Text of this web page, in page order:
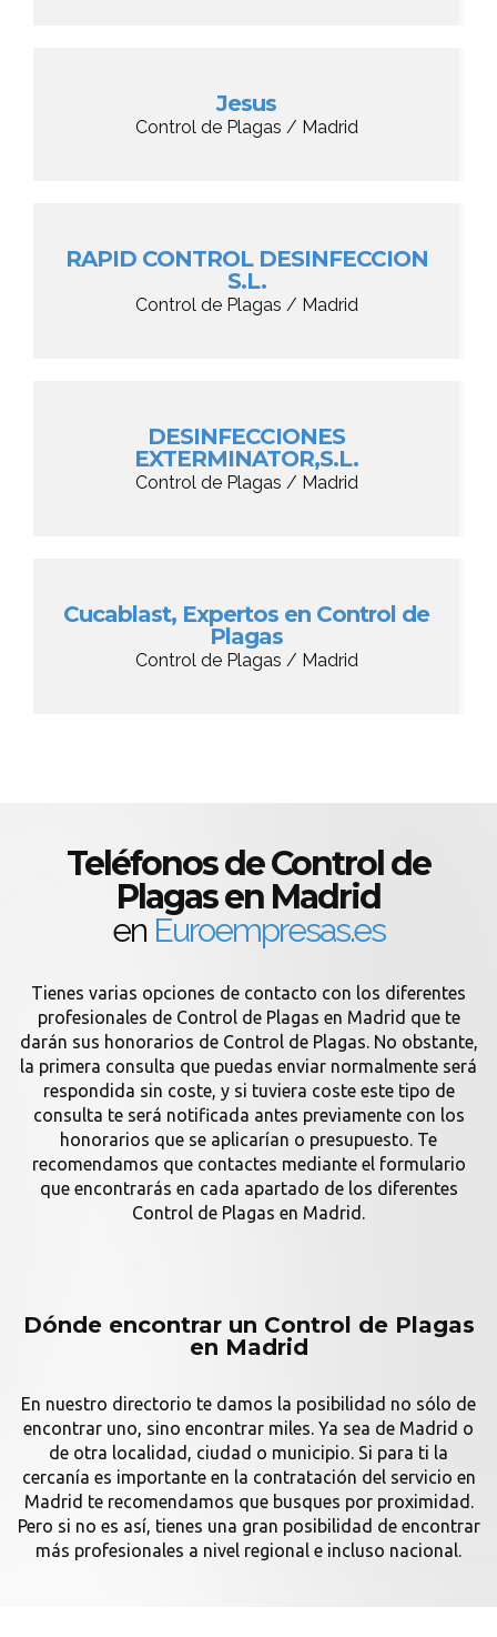
Jesus
Control de Plagas / Madrid
RAPID CONTROL DESINFECCION
S.L.
Control de Plagas / Madrid
DESINFECCIONES
EXTERMINATOR,S.L.
Control de Plagas / Madrid
Cucablast, Expertos en Control de
Plagas
Control de Plagas / Madrid
Teléfonos de Control de
Plagas en Madrid
en Euroempresas.es
Tienes varias opciones de contacto con los diferentes
profesionales de Control de Plagas en Madrid que te
darán sus honorarios de Control de Plagas. No obstante,
la primera consulta que puedas enviar normalmente será
respondida sin coste, y si tuviera coste este tipo de
consulta te será notificada antes previamente con los
honorarios que se aplicarían o presupuesto. Te
recomendamos que contactes mediante el formulario
que encontrarás en cada apartado de los diferentes
Control de Plagas en Madrid.
Dónde encontrar un Control de Plagas
en Madrid
En nuestro directorio te damos la posibilidad no sólo de
encontrar uno, sino encontrar miles. Ya sea de Madrid o
de otra localidad, ciudad o municipio. Si para ti la
cercanía es importante en la contratación del servicio en
Madrid te recomendamos que busques por proximidad.
Pero si no es así, tienes una gran posibilidad de encontrar
más profesionales a nivel regional e incluso nacional.